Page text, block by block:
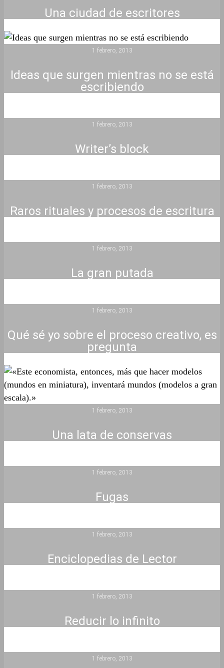
Una ciudad de escritores
1 febrero, 2013
Ideas que surgen mientras no se está
escribiendo
1 febrero, 2013
Writer’s block
1 febrero, 2013
Raros rituales y procesos de escritura
1 febrero, 2013
La gran putada
1 febrero, 2013
Qué sé yo sobre el proceso creativo, es
pregunta
1 febrero, 2013
Una lata de conservas
1 febrero, 2013
Fugas
1 febrero, 2013
Enciclopedias de Lector
1 febrero, 2013
Reducir lo infinito
1 febrero, 2013